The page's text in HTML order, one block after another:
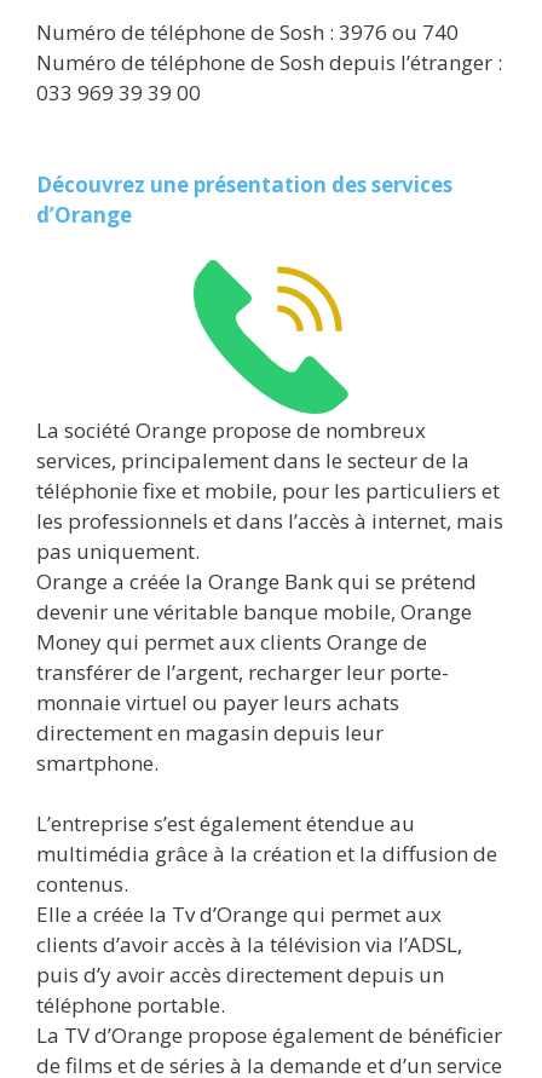
Numéro de téléphone de Sosh : 3976 ou 740
Numéro de téléphone de Sosh depuis l’étranger :
033 969 39 39 00
Découvrez une présentation des services
d’Orange
La société Orange propose de nombreux
services, principalement dans le secteur de la
téléphonie fixe et mobile, pour les particuliers et
les professionnels et dans l’accès à internet, mais
pas uniquement.
Orange a créée la Orange Bank qui se prétend
devenir une véritable banque mobile, Orange
Money qui permet aux clients Orange de
transférer de l’argent, recharger leur porte-
monnaie virtuel ou payer leurs achats
directement en magasin depuis leur
smartphone.
L’entreprise s’est également étendue au
multimédia grâce à la création et la diffusion de
contenus.
Elle a créée la Tv d’Orange qui permet aux
clients d’avoir accès à la télévision via l’ADSL,
puis d’y avoir accès directement depuis un
téléphone portable.
La TV d’Orange propose également de bénéficier
de films et de séries à la demande et d’un service